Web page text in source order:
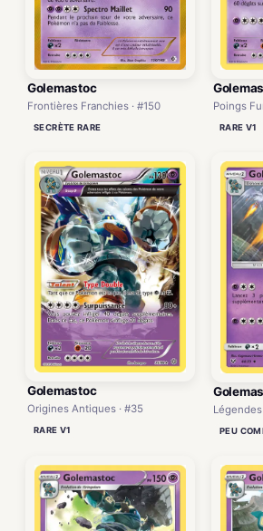
Golemastoc
Frontières Franchies · #150
SECRÈTE RARE
Poings
RARE V1
Golemastoc
Origines Antiques · #35
RARE V1 PEU